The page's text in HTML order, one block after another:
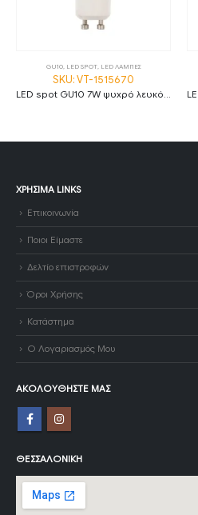
GU10, LED SPOT, LED ΛΑΜΠΕΣ
SKU: VT-1515670
ΧΡΉΣΙΜΑ LINKS
Επικοινωνία
Ποιοι Είμαστε
Δελτίο επιστροφών
Όροι Χρήσης
Κατάστημα
Ο Λογαριασμός Μου
ΑΚΟΛΟΥΘΉΣΤΕ ΜΑΣ
ΘΕΣΣΑΛΟΝΊΚΗ